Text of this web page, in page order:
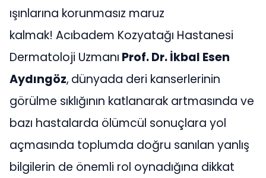
ışınlarına korunmasız maruz
kalmak! Acıbadem Kozyatağı Hastanesi
Dermatoloji Uzmanı Prof. Dr. İkbal Esen
Aydıngöz, dünyada deri kanserlerinin
görülme sıklığının katlanarak artmasında ve
bazı hastalarda ölümcül sonuçlara yol
açmasında toplumda doğru sanılan yanlış
bilgilerin de önemli rol oynadığına dikkat